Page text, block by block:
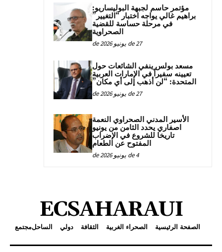
مؤتمر حاسم لجبهة البوليساريو:
براهيم غالي يواجه اختبار “التغيير”
في مرحلة حساسة للقضية
الصحراوية
27 de يونيو de 2026
مسعد بولس ينفي الشائعات حول
تعيينه سفيراً في الإمارات العربية
المتحدة: “لن أذهب إلى أي مكان”
27 de يونيو de 2026
الأسير المدني الصحراوي النعمة
اصفاري يحدد الثامن من يونيو
تاريخا للشروع في الإضراب
المفتوح عن الطعام
4 de يونيو de 2026
ECSAHARAUI
الصفحة الرئيسية الصحراء الغربية الثقافة دولي الساحلمجتمع